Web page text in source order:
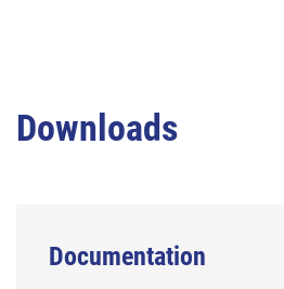
Downloads
Documentation